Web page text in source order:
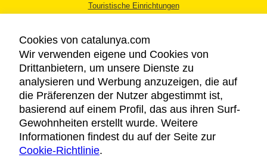
Touristische Einrichtungen
RECHTLICHER HINWEIS
DATENSCHUTZICHTLINIE
COOKIES
BARRIEREFREIHEIT
Cookies von catalunya.com
Wir verwenden eigene und Cookies von
Drittanbietern, um unsere Dienste zu
analysieren und Werbung anzuzeigen, die auf
die Präferenzen der Nutzer abgestimmt ist,
basierend auf einem Profil, das aus ihren Surf-
Gewohnheiten erstellt wurde. Weitere
Informationen findest du auf der Seite zur
Cookie-Richtlinie.